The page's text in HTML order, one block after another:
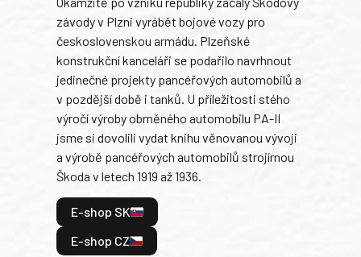
závody v Plzni vyrábět bojové vozy pro
československou armádu. Plzeňské
konstrukční kanceláři se podařilo navrhnout
jedinečné projekty pancéřových automobilů a
v pozdější době i tanků. U příležitosti stého
výročí výroby obrněného automobilu PA-II
jsme si dovolili vydat knihu věnovanou vývoji
a výrobě pancéřových automobilů strojírnou
Škoda v letech 1919 až 1936.
E-shop SK
E-shop CZ